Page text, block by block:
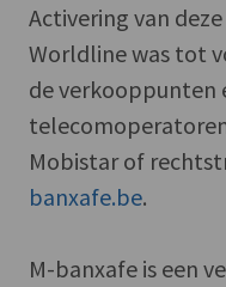
Activering van
Worldline was tot
de verkooppunten
Mobistar of
banxafe.be.
M-banxafe is een